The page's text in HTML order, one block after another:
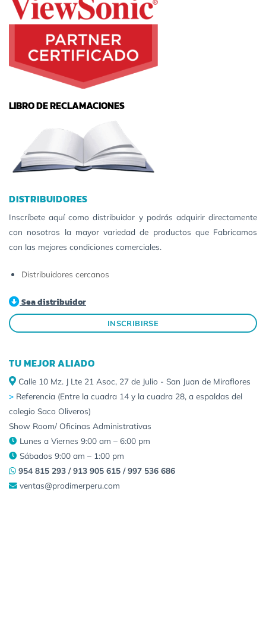
LIBRO DE RECLAMACIONES
DISTRIBUIDORES
Inscríbete aquí como distribuidor y podrás adquirir directamente
con nosotros la mayor variedad de productos que Fabricamos
con las mejores condiciones comerciales.
Distribuidores cercanos
Sea distribuidor
INSCRIBIRSE
TU MEJOR ALIADO
Calle 10 Mz. J Lte 21 Asoc, 27 de Julio - San Juan de Miraflores
> Referencia (Entre la cuadra 14 y la cuadra 28, a espaldas del
colegio Saco Oliveros)
Show Room/ Oficinas Administrativas
Lunes a Viernes 9:00 am – 6:00 pm
Sábados 9:00 am – 1:00 pm
954 815 293 / 913 905 615 / 997 536 686
ventas@prodimerperu.com